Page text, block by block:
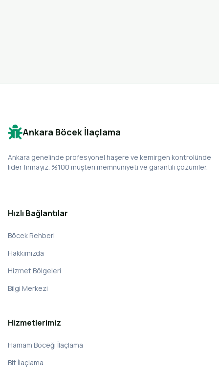
Ankara Böcek İlaçlama
Ankara genelinde profesyonel haşere ve kemirgen kontrolünde
lider firmayız. %100 müşteri memnuniyeti ve garantili çözümler.
Hızlı Bağlantılar
Böcek Rehberi
Hakkımızda
Hizmet Bölgeleri
Bilgi Merkezi
Hizmetlerimiz
Hamam Böceği İlaçlama
Bit İlaçlama